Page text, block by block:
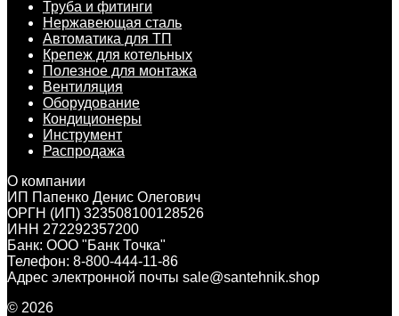
Труба и фитинги
Нержавеющая сталь
Автоматика для ТП
Крепеж для котельных
Полезное для монтажа
Вентиляция
Оборудование
Кондиционеры
Инструмент
Распродажа
О компании
ИП Папенко Денис Олегович
ОРГН (ИП) 323508100128526
ИНН 272292357200
Банк: ООО "Банк Точка"
Телефон: 8-800-444-11-86
Адрес электронной почты sale@santehnik.shop
© 2026